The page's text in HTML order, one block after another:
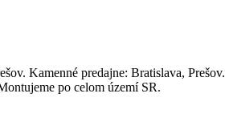
Kamenné predajne: Bratislava, Prešov.
po celom území SR.